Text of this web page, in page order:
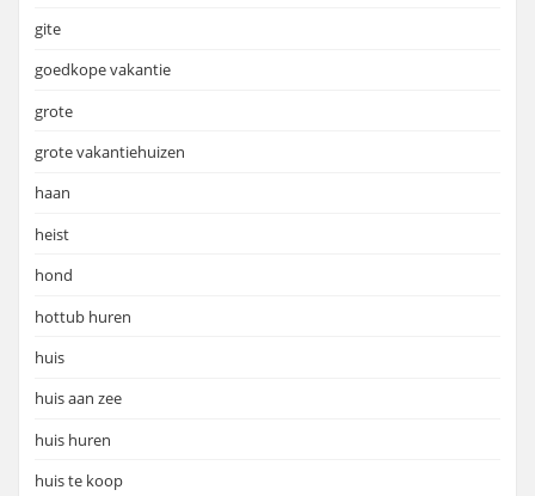
gite
goedkope vakantie
grote
grote vakantiehuizen
haan
heist
hond
hottub huren
huis
huis aan zee
huis huren
huis te koop